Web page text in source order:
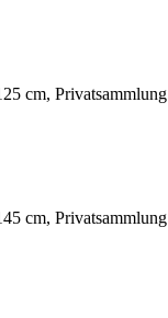
cm, Privatsammlung
cm, Privatsammlung